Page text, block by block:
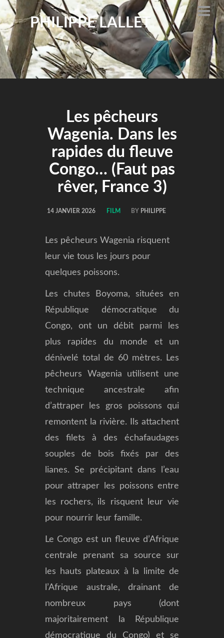
PHILIPPE LALLET
Les pêcheurs
Wagenia. Dans les
rapides du fleuve
Congo… (Faut pas
rêver, France 3)
14 JANVIER 2026 FILM BY PHILIPPE
Les pêcheurs Wagenia risquent
leur vie tous les jours pour
quelques poissons.
Les chutes Boyoma, situées en
République démocratique du
Congo, ont un débit parmi les
plus rapides du monde et un
dénivelé total de 60 mètres. Les
pêcheurs Wagenia utilisent une
technique ancestrale afin
d’attraper les gros poissons qui
remontent la rivière. Ils attachent
des filets à des échafaudages
souples de bois fixés par des
lianes. Se précipitant dans l’eau
pour attraper les poissons entre
les rochers, ils risquent leur vie
pour nourrir leur famille.
Le Congo est un fleuve d’Afrique
centrale prenant sa source sur
les hauts plateaux à la limite de
l’Afrique australe, drainant de
nombreux pays (dont
majoritairement la République
démocratique du Congo) et se